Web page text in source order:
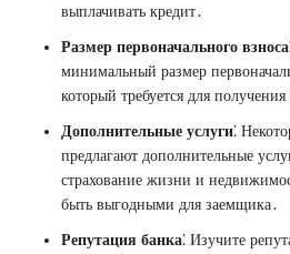
выплачивать кредит․
Размер первоначального взноса
минимальный размер
который требуется для
Дополнительные услуги⁚
предлагают дополнительные
страхование жизни и
быть выгодными для заемщика․
Репутация банка⁚ Изучите